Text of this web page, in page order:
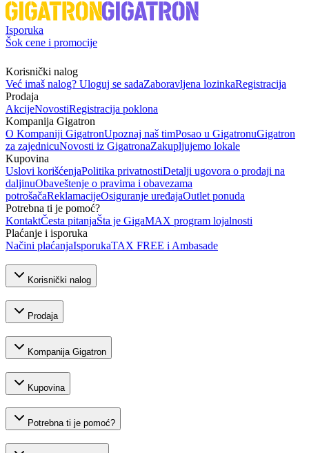
Isporuka
Šok cene i promocije
Korisnički nalog
Već imaš nalog? Uloguj se sadaZaboravljena lozinkaRegistracija
Prodaja
AkcijeNovostiRegistracija poklona
Kompanija Gigatron
O Kompaniji GigatronUpoznaj naš timPosao u GigatronuGigatron
za zajednicuNovosti iz GigatronaZakupljujemo lokale
Kupovina
Uslovi korišćenjaPolitika privatnostiDetalji ugovora o prodaji na
daljinuObaveštenje o pravima i obavezama
potrošačaReklamacijeOsiguranje uređajaOutlet ponuda
Potrebna ti je pomoć?
KontaktČesta pitanjaŠta je GigaMAX program lojalnosti
Plaćanje i isporuka
Načini plaćanjaIsporukaTAX FREE i Ambasade
Korisnički nalog
Prodaja
Kompanija Gigatron
Kupovina
Potrebna ti je pomoć?